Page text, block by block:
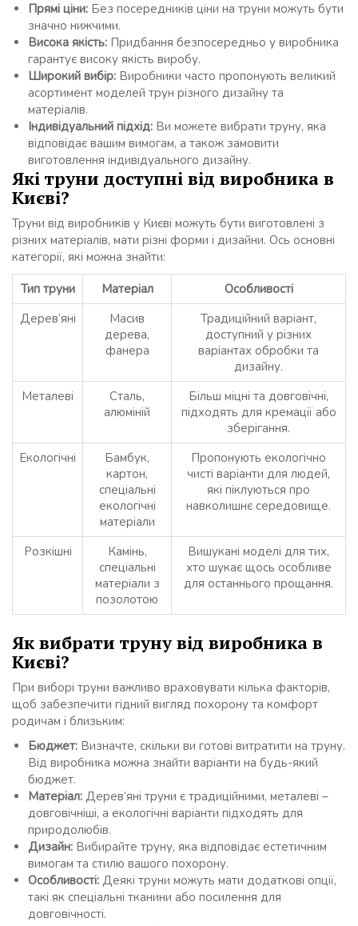
Прямі ціни: Без посередників ціни на труни можуть бути
значно нижчими.
Висока якість: Придбання безпосередньо у виробника
гарантує високу якість виробу.
Широкий вибір: Виробники часто пропонують великий
асортимент моделей трун різного дизайну та
матеріалів.
Індивідуальний підхід: Ви можете вибрати труну, яка
відповідає вашим вимогам, а також замовити
виготовлення індивідуального дизайну.
Які труни доступні від виробника в
Києві?
Труни від виробників у Києві можуть бути виготовлені з
різних матеріалів, мати різні форми і дизайни. Ось основні
категорії, які можна знайти:
Тип труни
Матеріал
Особливості
Дерев’яні
Масив
дерева,
фанера
Традиційний варіант,
доступний у різних
варіантах обробки та
дизайну.
Металеві
Сталь,
алюміній
Більш міцні та довговічні,
підходять для кремації або
зберігання.
Екологічні
Бамбук,
картон,
спеціальні
екологічні
матеріали
Пропонують екологічно
чисті варіанти для людей,
які піклуються про
навколишнє середовище.
Розкішні
Камінь,
спеціальні
матеріали з
позолотою
Вишукані моделі для тих,
хто шукає щось особливе
для останнього прощання.
Як вибрати труну від виробника в
Києві?
При виборі труни важливо враховувати кілька факторів,
щоб забезпечити гідний вигляд похорону та комфорт
родичам і близьким:
Бюджет: Визначте, скільки ви готові витратити на труну.
Від виробника можна знайти варіанти на будь-який
бюджет.
Матеріал: Дерев’яні труни є традиційними, металеві –
довговічніші, а екологічні варіанти підходять для
природолюбів.
Дизайн: Вибирайте труну, яка відповідає естетичним
вимогам та стилю вашого похорону.
Особливості: Деякі труни можуть мати додаткові опції,
такі як спеціальні тканини або посилення для
довговічності.